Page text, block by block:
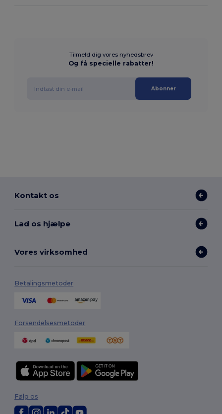
Tilmeld dig vores nyhedsbrev
Og få specielle rabatter!
Abonner
Kontakt os
Lad os hjælpe
Vores virksomhed
Betalingsmetoder
Forsendelsesmetoder
Følg os